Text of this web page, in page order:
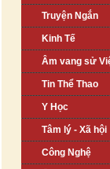
Truyện Ngắn
Kinh Tế
Âm vang sử
Tin Thể Thao
Y Học
Tâm lý - Xã hội
Công Nghệ